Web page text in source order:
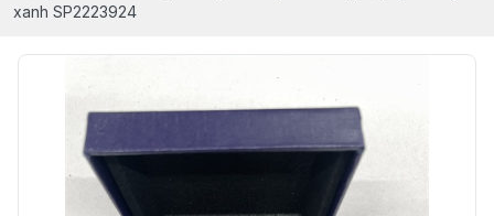
xanh SP2223924